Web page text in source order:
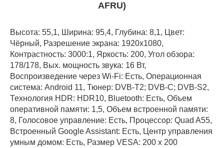
AFRU)
Высота: 55,1, Ширина: 95,4, Глубина: 8,1, Цвет:
Чёрный, Разрешение экрана: 1920x1080,
Контрастность: 3000:1, Яркость: 200, Угол обзора:
178/178, Вых. мощность звука: 16 Вт,
Воспроизведение через Wi-Fi: Есть, Операционная
система: Android 11, Тюнер: DVB-T2; DVB-C; DVB-S2,
Технология HDR: HDR10, Bluetooth: Есть, Объем
оперативной памяти: 1,5, Объем встроенной памяти:
8, Голосовое управление: Есть, Процессор: Quad A55,
Встроенный Google Assistant: Есть, Центр управления
умным домом: Есть, Размер VESA: 200 х 200